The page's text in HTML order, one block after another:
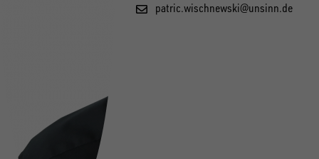
patric.wischnewski@unsinn.de